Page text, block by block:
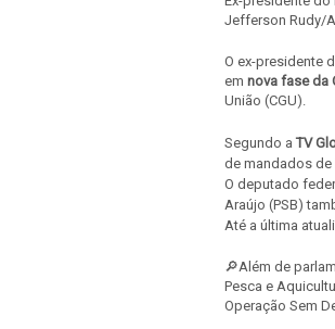
Jefferson Rudy/
O ex-presidente
em nova fase da
União (CGU).
Segundo a TV
de mandados de
O deputado
Araújo (PSB)
Até a última
🔎Além de
Pesca e
Operação Sem